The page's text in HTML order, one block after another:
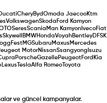
CheryBydOmoda JaecooKtm
VolkswagenSkoda Ford Kamyon
SeresScania Man KamyonIvecoFiat
Skywell BMWHondaVoyahBentleyDFSK
Togg FestMGSubaruMaxus Mercedes
MotorNissanSsangyong Isuzu
PorscheGazellePeugeotFord Kia
Lexus TeslaAlfa RomeoToyota
ve güncel kampanyalar.